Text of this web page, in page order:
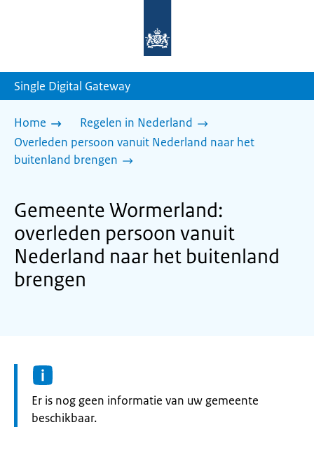
homepage
Single Digital Gateway
Home
Regelen in Nederland
Overleden persoon vanuit Nederland naar het
buitenland brengen
Gemeente Wormerland:
overleden persoon vanuit
Nederland naar het buitenland
brengen
Informatie:
Er is nog geen informatie van uw gemeente
beschikbaar.